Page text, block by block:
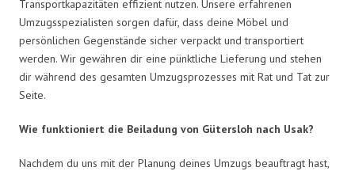
Transportkapazitäten effizient nutzen. Unsere erfahrenen
Umzugsspezialisten sorgen dafür, dass deine Möbel und
persönlichen Gegenstände sicher verpackt und transportiert
werden. Wir gewähren dir eine pünktliche Lieferung und stehen
dir während des gesamten Umzugsprozesses mit Rat und Tat zur
Seite.
Wie funktioniert die Beiladung von Gütersloh nach Usak?
Nachdem du uns mit der Planung deines Umzugs beauftragt hast,